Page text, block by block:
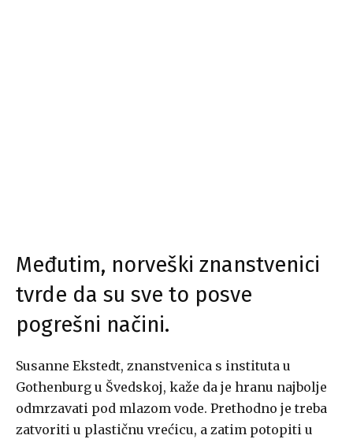
Međutim, norveški znanstvenici
tvrde da su sve to posve
pogrešni načini.
Susanne Ekstedt, znanstvenica s instituta u
Gothenburg u Švedskoj, kaže da je hranu najbolje
odmrzavati pod mlazom vode. Prethodno je treba
zatvoriti u plastičnu vrećicu, a zatim potopiti u